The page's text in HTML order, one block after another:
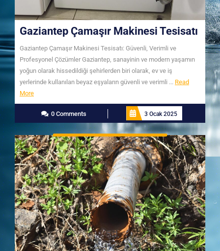
Gaziantep Çamaşır Makinesi Tesisatı
Gaziantep Çamaşır Makinesi Tesisatı: Güvenli, Verimli ve
Profesyonel Çözümler Gaziantep, sanayinin ve modern yaşamın
yoğun olarak hissedildiği şehirlerden biri olarak, ev ve iş
yerlerinde kullanılan beyaz eşyaların güvenli ve verimli ... Read
MoreRead
More
0 Comments
3 Ocak 2025